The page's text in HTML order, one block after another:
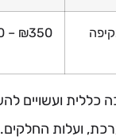
₪350 – ₪700
ועשויים
ועלות החלקים.